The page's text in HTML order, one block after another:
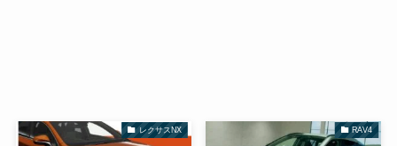
レクサスNX RAV4